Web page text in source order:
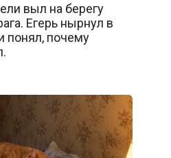
выл на берегу
Егерь нырнул в
понял, почему